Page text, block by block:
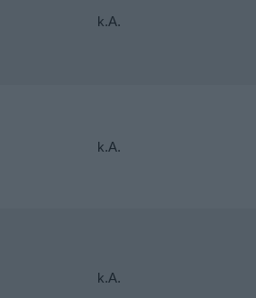
k.A.
k.A.
k.A.